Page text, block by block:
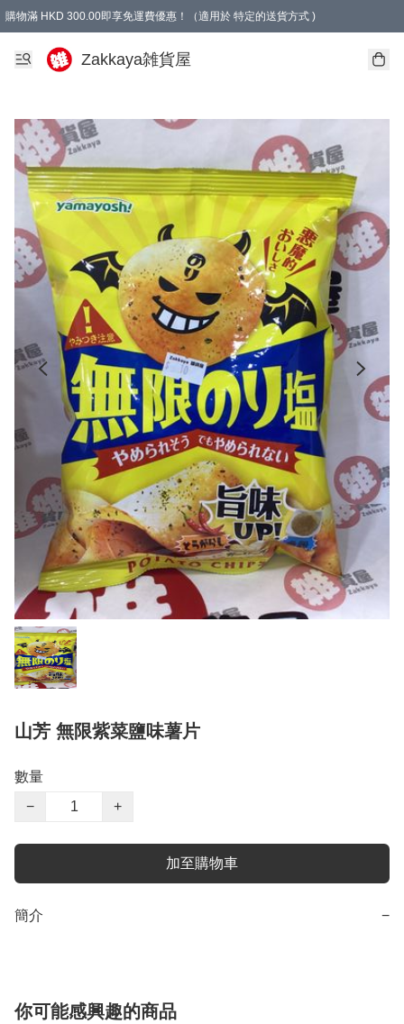
購物滿 HKD 300.00即享免運費優惠！（適用於 特定的送貨方式 )
Zakkaya雑貨屋
山芳 無限紫菜鹽味薯片
數量
−
+
加至購物車
簡介 −
你可能感興趣的商品